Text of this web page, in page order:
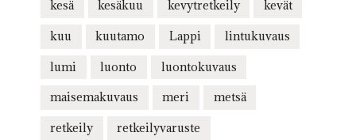
kesä kesäkuu kevytretkeily kevät
kuu kuutamo Lappi lintukuvaus
lumi luonto luontokuvaus
maisemakuvaus meri metsä
retkeily retkeilyvaruste